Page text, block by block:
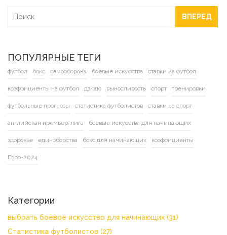
ВПЕРЕД
ПОПУЛЯРНЫЕ ТЕГИ
футбол бокс самооборона боевые искусства ставки на футбол
коэффициенты на футбол дзюдо выносливость спорт тренировки
футбольные прогнозы статистика футболистов ставки на спорт
английская премьер-лига боевые искусства для начинающих
здоровье единоборства бокс для начинающих коэффициенты
Евро-2024
Категории
выбрать боевое искусство для начинающих (31)
Статистика футболистов (27)